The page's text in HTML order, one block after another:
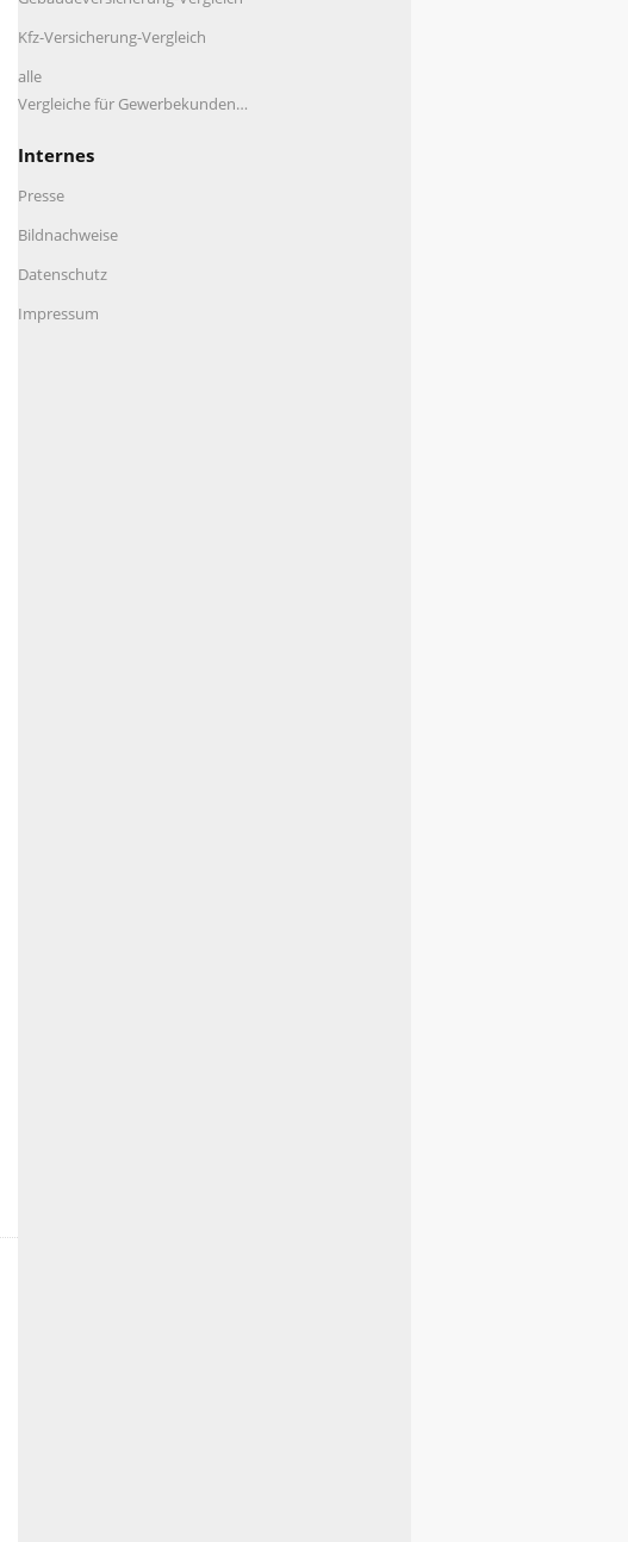
Kfz-Versicherung-Vergleich
alle
Vergleiche für Gewerbekunden…
Internes
Presse
Bildnachweise
Datenschutz
Impressum